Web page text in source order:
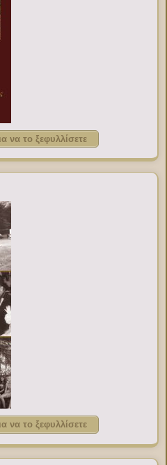
να το ξεφυλλίσετε
να το ξεφυλλίσετε